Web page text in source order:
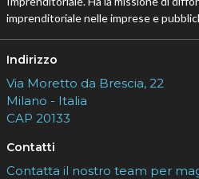
imprenditoriale nelle imprese e
Indirizzo
Via Moretto da Brescia, 22
Milano - Italia
CAP 20133
Contatti
Contatta il nostro team per